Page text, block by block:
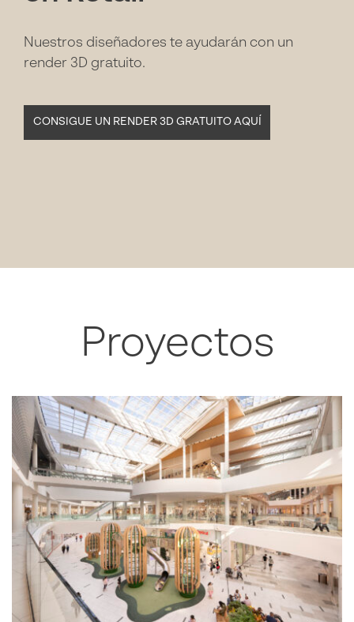
Nuestros diseñadores te ayudarán con un
render 3D gratuito.
CONSIGUE UN RENDER 3D GRATUITO AQUÍ
Proyectos